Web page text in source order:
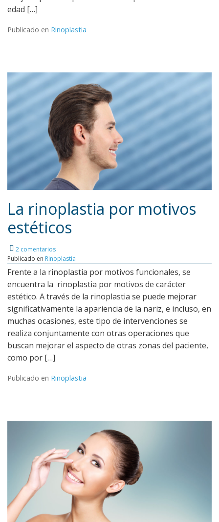
edad […]
Publicado en Rinoplastia
La rinoplastia por motivos
estéticos
2 comentarios
Publicado en Rinoplastia
Frente a la rinoplastia por motivos funcionales, se
encuentra la rinoplastia por motivos de carácter
estético. A través de la rinoplastia se puede mejorar
significativamente la apariencia de la nariz, e incluso, en
muchas ocasiones, este tipo de intervenciones se
realiza conjuntamente con otras operaciones que
buscan mejorar el aspecto de otras zonas del paciente,
como por […]
Publicado en Rinoplastia